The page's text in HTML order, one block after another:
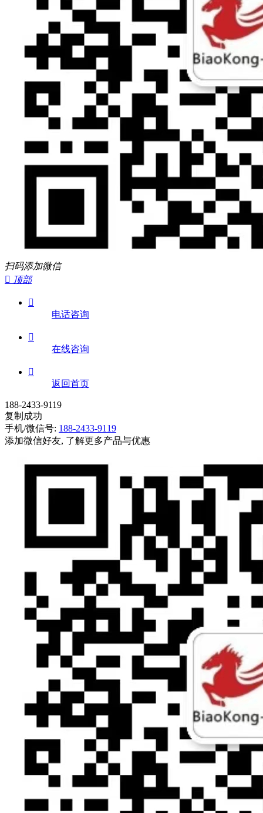
扫码添加微信
 顶部

电话咨询

在线咨询

返回首页
188-2433-9119
复制成功
手机/微信号: 188-2433-9119
添加微信好友, 了解更多产品与优惠